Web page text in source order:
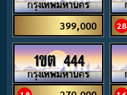
399,000 28
1ขต 444